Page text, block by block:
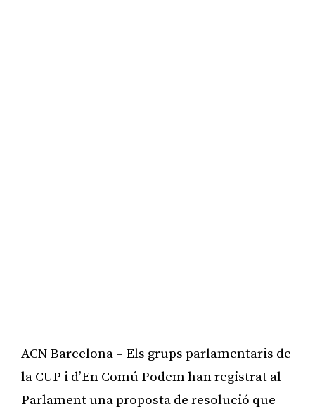
ACN Barcelona – Els grups parlamentaris de
la CUP i d’En Comú Podem han registrat al
Parlament una proposta de resolució que